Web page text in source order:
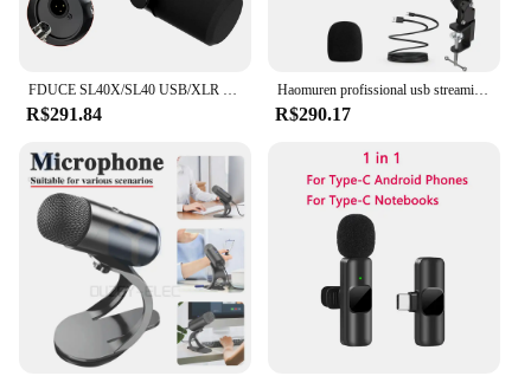
R$291.84
Haomuren profissional usb streaming podcast pc microfone estúdio cardióide condensador microfone kit com braço de lança para gravação youtube
R$290.17